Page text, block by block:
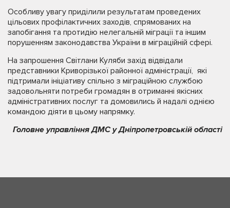
Особливу увагу приділили результатам проведених
цільових профілактичних заходів, спрямованих на
запобігання та протидію нелегальній міграції та іншим
порушенням законодавства України в міграційній сфері.
На запрошення Світлани Куляби захід відвідали
представники Криворізької районної адміністрації, які
підтримали ініціативу спільно з міграційною службою
задовольняти потреби громадян в отриманні якісних
адміністративних послуг та домовились й надалі однією
командою діяти в цьому напрямку.
Головне управління ДМС у Дніпропетровській області